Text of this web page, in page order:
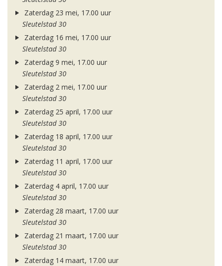
Zaterdag 23 mei, 17.00 uur
Sleutelstad 30
Zaterdag 16 mei, 17.00 uur
Sleutelstad 30
Zaterdag 9 mei, 17.00 uur
Sleutelstad 30
Zaterdag 2 mei, 17.00 uur
Sleutelstad 30
Zaterdag 25 april, 17.00 uur
Sleutelstad 30
Zaterdag 18 april, 17.00 uur
Sleutelstad 30
Zaterdag 11 april, 17.00 uur
Sleutelstad 30
Zaterdag 4 april, 17.00 uur
Sleutelstad 30
Zaterdag 28 maart, 17.00 uur
Sleutelstad 30
Zaterdag 21 maart, 17.00 uur
Sleutelstad 30
Zaterdag 14 maart, 17.00 uur